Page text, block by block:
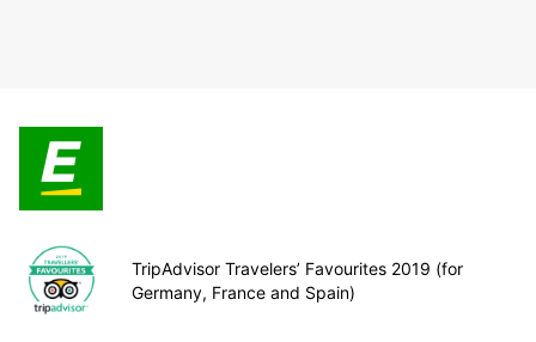
TripAdvisor Travelers’ Favourites 2019 (for
Germany, France and Spain)